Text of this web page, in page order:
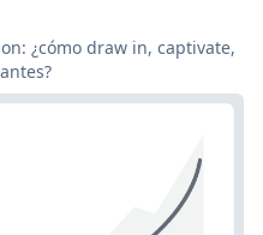
¿cómo draw in, captivate,